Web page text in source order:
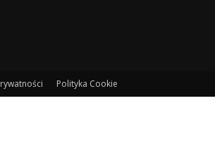
Polityka Cookie